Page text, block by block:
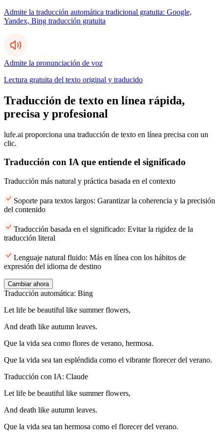
Admite la traducción automática tradicional gratuita: Google,
Yandex, Bing traducción gratuita
Admite la pronunciación de voz
Lectura gratuita del texto original y traducido
Traducción de texto en línea rápida,
precisa y profesional
lufe.ai proporciona una traducción de texto en línea precisa con un
clic.
Traducción con IA que entiende el significado
Traducción más natural y práctica basada en el contexto
Soporte para textos largos: Garantizar la coherencia y la precisión
del contenido
Traducción basada en el significado: Evitar la rigidez de la
traducción literal
Lenguaje natural fluido: Más en línea con los hábitos de
expresión del idioma de destino
Cambiar ahora
Traducción automática: Bing
Let life be beautiful like summer flowers,
And death like autumn leaves.
Que la vida sea como flores de verano, hermosa.
Que la vida sea tan espléndida como el vibrante florecer del verano.
Traducción con IA: Claude
Let life be beautiful like summer flowers,
And death like autumn leaves.
Que la vida sea tan hermosa como el florecer del verano.